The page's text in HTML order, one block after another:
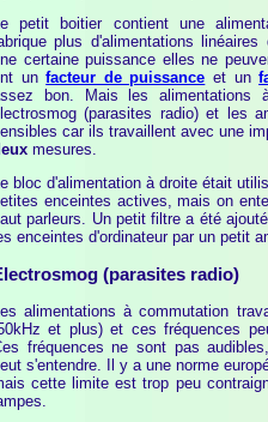
Le petit boitier contient une
plus d'alimentations
certaine puissance elles ne
unfacteur de puissance et un
bon. Mais les alimentations
(parasites radio) et les
car ils travaillent avec une
mesures.
bloc d'alimentation à droite était
enceintes actives, mais on
parleurs. Un petit filtre a été
enceintes d'ordinateur par un petit
(parasites radio)
alimentations à commutation
et plus) et ces fréquences
fréquences ne sont pas
s'entendre. Il y a une norme
cette limite est trop peu